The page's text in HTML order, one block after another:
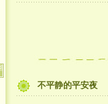
不平静的平安夜